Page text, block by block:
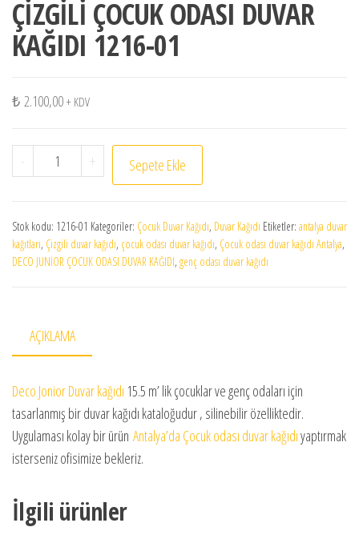
ÇİZGİLİ ÇOCUK ODASI DUVAR
KAĞIDI 1216-01
₺ 2.100,00 + KDV
- ÇİZGİLİ ÇOCUK ODASI DUVAR KAĞIDI 1216-01 adet
+ Sepete Ekle
Stok kodu: 1216-01 Kategoriler: Çocuk Duvar Kağıdı, Duvar Kağıdı Etiketler: antalya duvar
kağıtları, Çizgili duvar kağıdı, çocuk odası duvar kağıdı, Çocuk odası duvar kağıdı Antalya,
DECO JUNİOR ÇOCUK ODASI DUVAR KAĞIDI, genç odası duvar kağıdı
AÇIKLAMA
Deco Jonior Duvar kağıdı 15.5 m’ lik çocuklar ve genç odaları için
tasarlanmış bir duvar kağıdı kataloğudur , silinebilir özelliktedir.
Uygulaması kolay bir ürün Antalya’da Çocuk odası duvar kağıdıyaptırmak
isterseniz ofisimize bekleriz.
İlgili ürünler